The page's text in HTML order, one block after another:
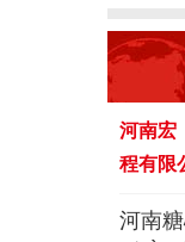
河南宏
程有限
河南